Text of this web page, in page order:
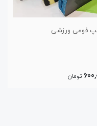
تی آر ایکس trx